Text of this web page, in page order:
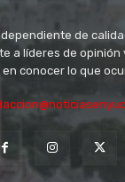
de
a líderes de opinión
conocer lo que